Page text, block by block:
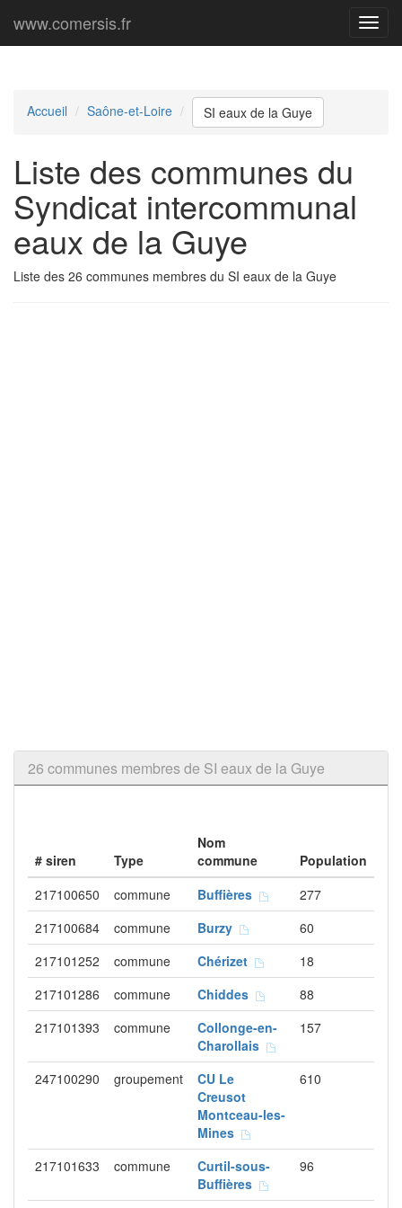
Menu
www.comersis.fr
Accueil Saône-et-Loire SI eaux de la Guye
Liste des communes du
Syndicat intercommunal
eaux de la Guye
Liste des 26 communes membres du SI eaux de la Guye
26 communes membres de SI eaux de la Guye
# siren Type
Nom
commune
Population
217100650
commune Buffières
277
217100684
commune Burzy
60
217101252
commune Chérizet
18
217101286
commune Chiddes
88
217101393
commune
Collonge-en-
Charollais
157
247100290 groupement
CU Le
Creusot
Montceau-les-
Mines
610
217101633 commune
Curtil-sous-
Buffières
96